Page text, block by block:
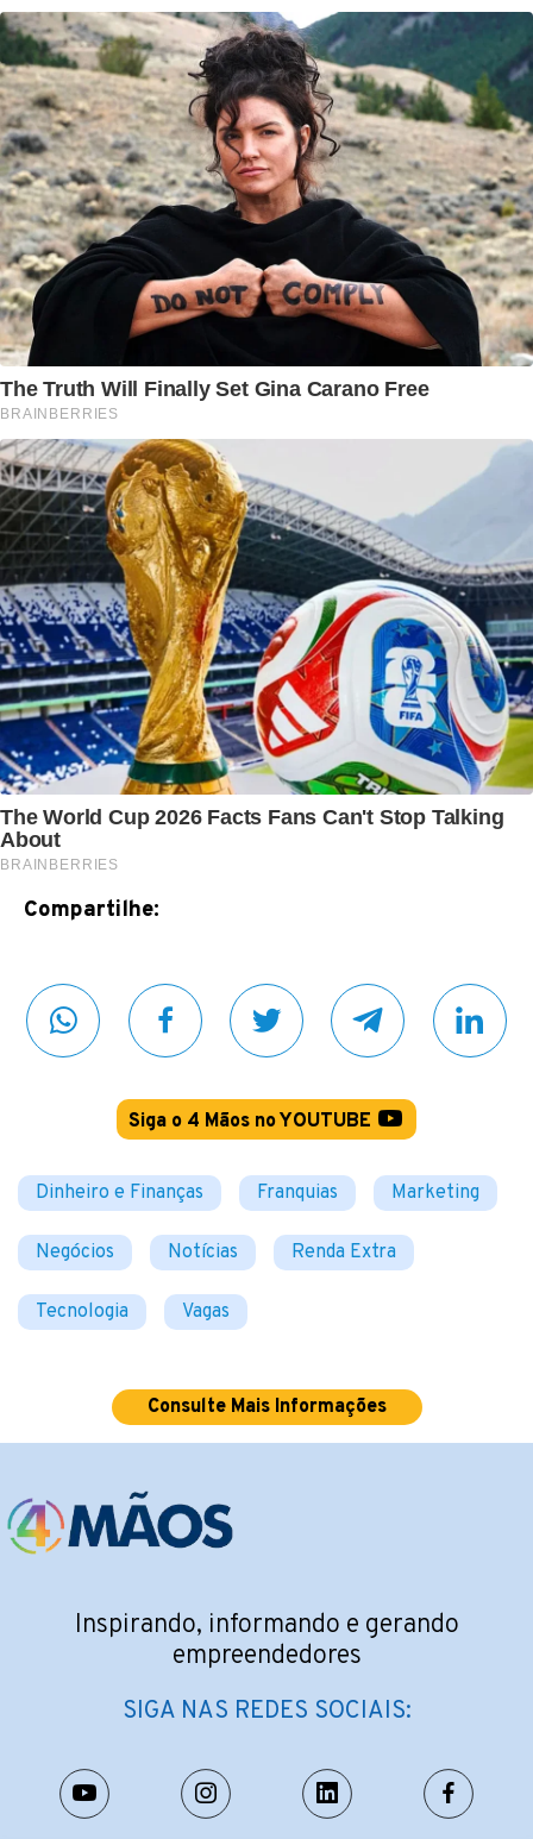
Compartilhe:
Siga o 4 Mãos no YOUTUBE
Dinheiro e Finanças Franquias Marketing
Negócios Notícias Renda Extra
Tecnologia Vagas
Consulte Mais Informações
Inspirando, informando e gerando
empreendedores
SIGA NAS REDES SOCIAIS: